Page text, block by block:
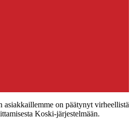
asiakkaillemme on päätynyt virheellistä
Koski-järjestelmään.